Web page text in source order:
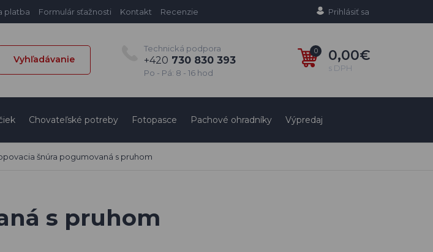
platba Formulár sťažnosti Kontakt Recenzie Prihlásiť sa
Vyhľadávanie
Technická podpora
+420 730 830 393
Po - Pá: 8 - 16 hod
0 0,00€
s DPH
Chovateľské potreby Fotopasce Pachové ohradníky Výpredaj
šnúra pogumovaná s pruhom
s pruhom